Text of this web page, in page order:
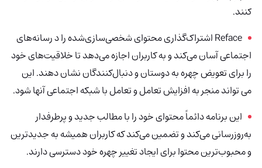
کنند.
Reface اشتراک‌گذاری محتوای شخصی‌سازی‌شده را د رسانه‌های
اجتماعی آسان می‌کند و به کاربران اجازه می‌دهد تا خلاقیت‌های خود
را برای تعویض چهره به دوستان و دنبال‌کنندگان نشان دهند. این
می تواند منجر به افزایش تعامل و تعامل با شبکه اجتماعی آنها شود.
این برنامه دائماً محتوای خود را با مطالب جدید و پرطرفدار
به‌روزرسانی می‌کند و تضمین می‌کند که کاربران همیشه به جدیدترین
و محبوب‌ترین محتوا برای ایجاد تغییر چهره خود دسترسی دارند.